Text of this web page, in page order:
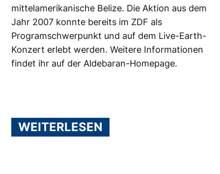
mittelamerikanische Belize. Die Aktion aus dem
Jahr 2007 konnte bereits im ZDF als
Programschwerpunkt und auf dem Live-Earth-
Konzert erlebt werden. Weitere Informationen
findet ihr auf der Aldebaran-Homepage.
WEITERLESEN